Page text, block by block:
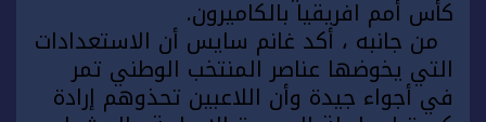
كأس أمم افريقيا بالكاميرون.
من جانبه ، أكد غانم سايس أن الاستعدادات
التي يخوضها عناصر المنتخب الوطني تمر
في أجواء جيدة وأن اللاعبين تحذوهم إرادة